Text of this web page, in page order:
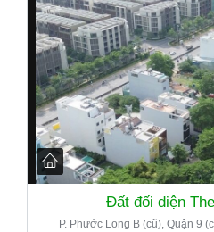
Đất đối diện
P. Phước Long B (cũ), Quận 9